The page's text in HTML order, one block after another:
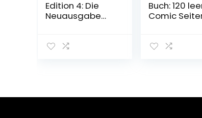
Edition 4: Die
Neuausgabe
Manga-Thrillers
– 26. Mai 2020
Buch: 120
Comic
Vorlagen zum
Erwachsene